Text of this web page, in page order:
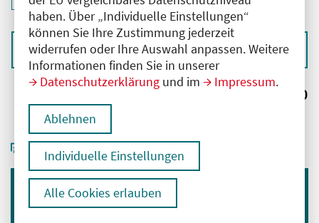
haben. Über „Individuelle Einstellungen“
können Sie Ihre Zustimmung jederzeit
widerrufen oder Ihre Auswahl anpassen. Weitere
Informationen finden Sie in unserer
Datenschutzerklärung und im Impressum.
Ablehnen
Individuelle Einstellungen
Alle Cookies erlauben
Filter
deaktivieren und Suchergebnisse neu laden
Sortieren nach
Ergebnisse: 0
Immer informiert bleiben